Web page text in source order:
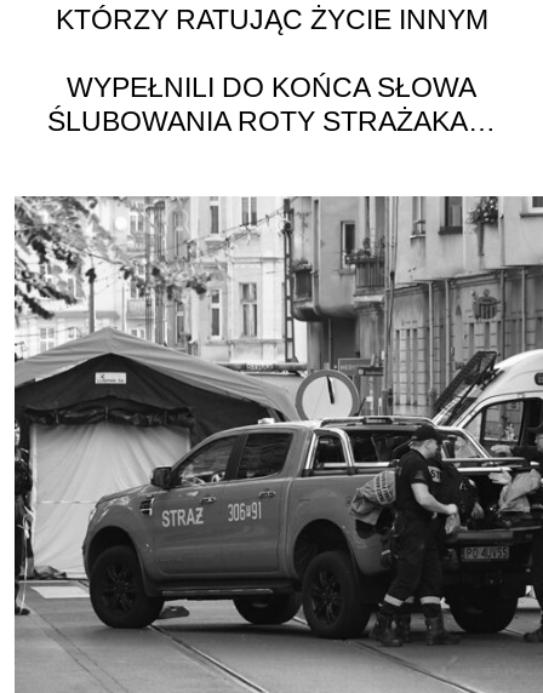
KTÓRZY RATUJĄC ŻYCIE INNYM
WYPEŁNILI DO KOŃCA SŁOWA
ŚLUBOWANIA ROTY STRAŻAKA…